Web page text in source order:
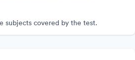
subjects covered by the test.